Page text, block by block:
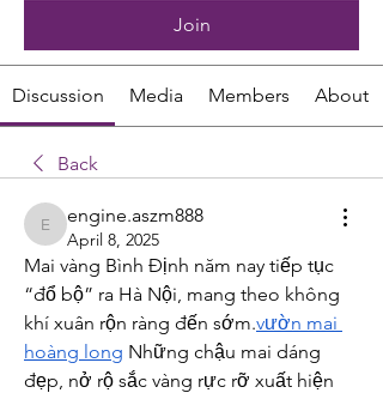
Join
Discussion Media Members About
Back
engine.aszm888
engine.aszm888
April 8, 2025
Mai vàng Bình Định năm nay tiếp tục
“đổ bộ” ra Hà Nội, mang theo không
khí xuân rộn ràng đến sớm.vườn mai
hoàng long Những chậu mai dáng
đẹp, nở rộ sắc vàng rực rỡ xuất hiện